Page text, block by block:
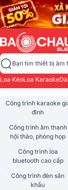
Bạn tìm thiết bị âm
Loa KéoLoa Karaoke
Công trình karaoke
đình
Công trình âm thanh
hội thảo, phòng họp
Công trình loa
bluetooth cao cấp
Công trình đèn sân
khấu